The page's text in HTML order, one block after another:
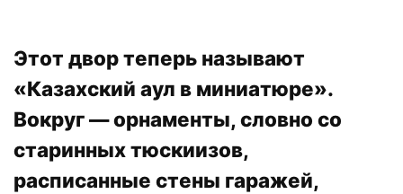
Этот двор теперь называют
«Казахский аул в миниатюре».
Вокруг — орнаменты, словно со
старинных тюскиизов,
расписанные стены гаражей,